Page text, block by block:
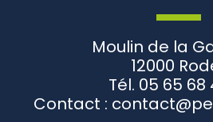
Moulin de la
12000
Tél. 05 65 68
Contact :